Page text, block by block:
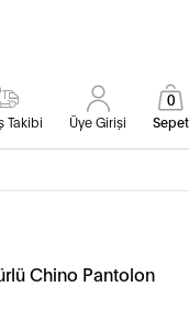
Takibi Üye Girişi Sepet
0
Chino Pantolon